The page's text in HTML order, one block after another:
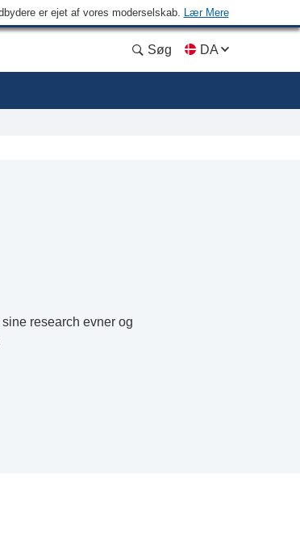
er ejet af vores moderselskab. Lær Mere
Søg DA
research evner og